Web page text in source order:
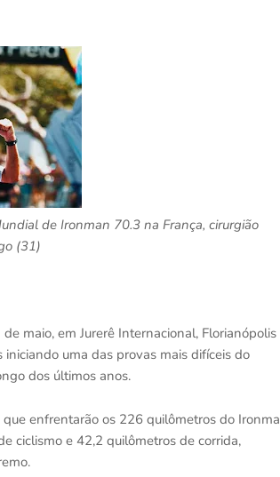
de Ironman 70.3 na França, cirurgião
(31)
maio, em Jurerê Internacional, Florianópolis
iniciando uma das provas mais difíceis do
dos últimos anos.
enfrentarão os 226 quilômetros do
ciclismo e 42,2 quilômetros de corrida,